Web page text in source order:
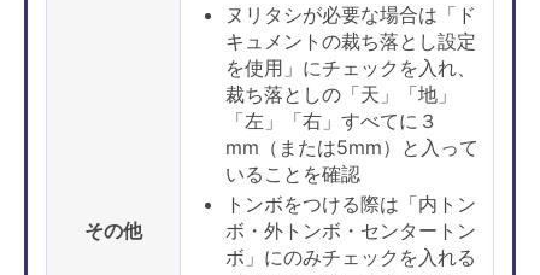
その他
ヌリタシが必要な場合は「ド
キュメントの裁ち落とし設定
を使用」にチェックを入れ、
裁ち落としの「天」「地」
「左」「右」すべてに３
mm（または5mm）と入って
いることを確認
トンボをつける際は「内トン
ボ・外トンボ・センタートン
ボ」にのみチェックを入れる